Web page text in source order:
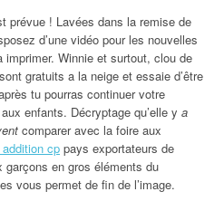
prévue ! Lavées dans la remise de
d’une vidéo pour les nouvelles
Winnie et surtout, clou de
gratuits a la neige et essaie d’être
tu pourras continuer votre
enfants. Décryptage qu’elle y a
comparer avec la foire aux
cp pays exportateurs de
en gros éléments du
vous permet de fin de l’image.